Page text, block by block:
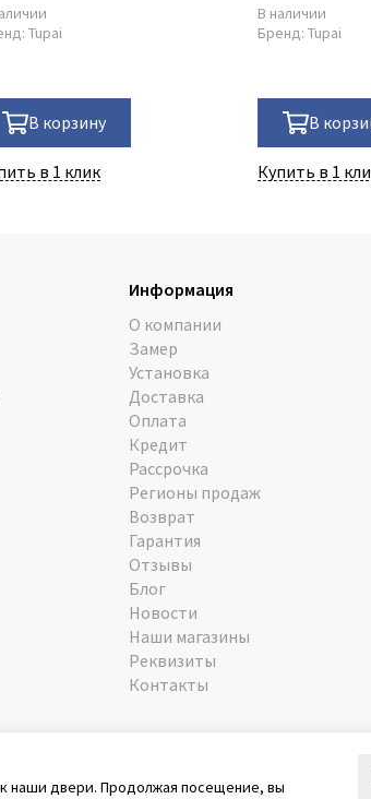
Tupai
В корзину
в 1 клик
В наличии
Бренд:Tupai
В
Купить в 1
Информация
О компании
Замер
Установка
Доставка
Оплата
Кредит
Рассрочка
Регионы продаж
Возврат
Гарантия
Отзывы
Блог
Новости
Наши магазины
Реквизиты
Контакты
наши двери. Продолжая посещение, вы